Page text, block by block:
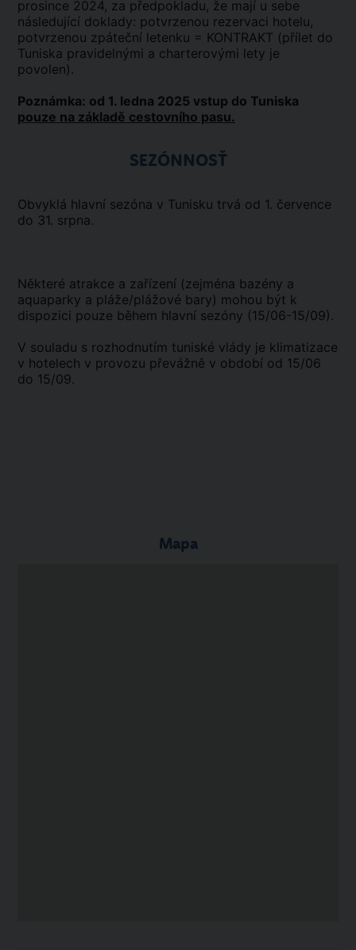
prosince 2024, za předpokladu, že mají u sebe
následující doklady: potvrzenou rezervaci hotelu,
potvrzenou zpáteční letenku = KONTRAKT (přílet do
Tuniska pravidelnými a charterovými lety je
povolen).
Poznámka: od 1. ledna 2025 vstup do Tuniska
pouze na základě cestovního pasu.
SEZÓNNOSŤ
Obvyklá hlavní sezóna v Tunisku trvá od 1. července
do 31. srpna.
Některé atrakce a zařízení (zejména bazény a
aquaparky a pláže/plážové bary) mohou být k
dispozici pouze během hlavní sezóny (15/06-15/09).
V souladu s rozhodnutím tuniské vlády je klimatizace
v hotelech v provozu převážně v období od 15/06
do 15/09.
Mapa